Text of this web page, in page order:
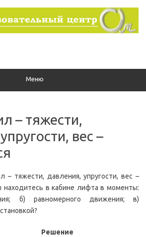
Меню
– тяжести,
вес –
– тяжести, давления, упругости, вес –
находитесь в кабине лифта в моменты:
б) равномерного движения; в)
Решение